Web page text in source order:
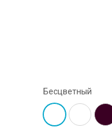
Бесцветный